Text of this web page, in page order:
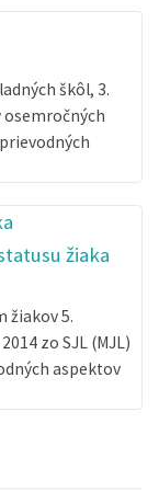
škôl, 3.
žiaka
žiakov 5.
zo SJL (MJL)
aspektov